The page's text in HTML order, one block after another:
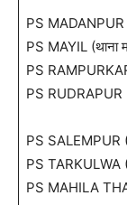
PS MADANPUR
PS MAYIL (थाना
PS
PS RUDRAPUR
PS SALEMPUR
PS TARKULWA
PS MAHILA